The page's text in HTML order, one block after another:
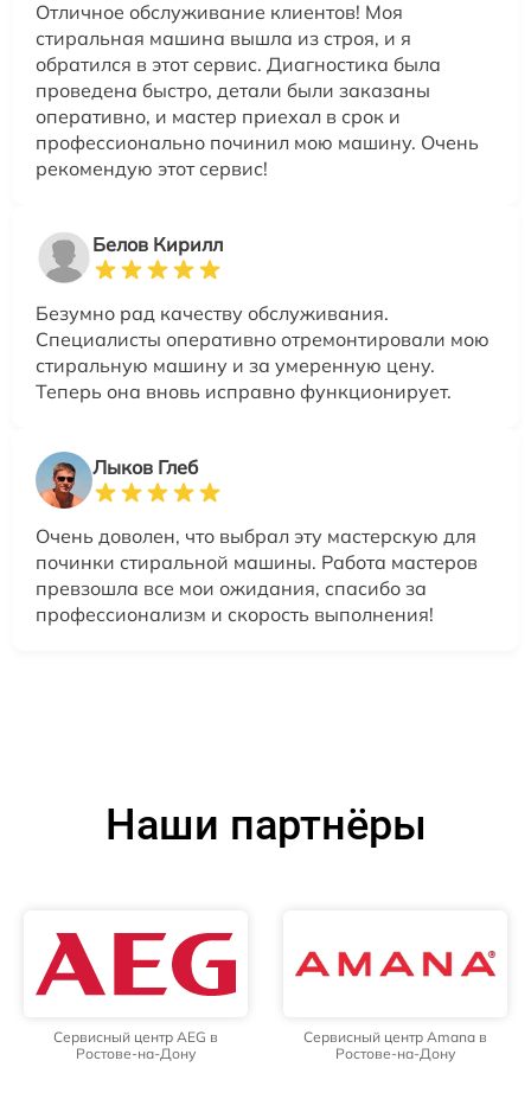
Отличное обслуживание клиентов! Моя
стиральная машина вышла из строя, и я
обратился в этот сервис. Диагностика была
проведена быстро, детали были заказаны
оперативно, и мастер приехал в срок и
профессионально починил мою машину. Очень
рекомендую этот сервис!
Белов Кирилл
Безумно рад качеству обслуживания.
Специалисты оперативно отремонтировали мою
стиральную машину и за умеренную цену.
Теперь она вновь исправно функционирует.
Лыков Глеб
Очень доволен, что выбрал эту мастерскую для
починки стиральной машины. Работа мастеров
превзошла все мои ожидания, спасибо за
профессионализм и скорость выполнения!
Наши партнёры
Сервисный центр AEG в
Ростове-на-Дону
Сервисный центр Amana в
Ростове-на-Дону